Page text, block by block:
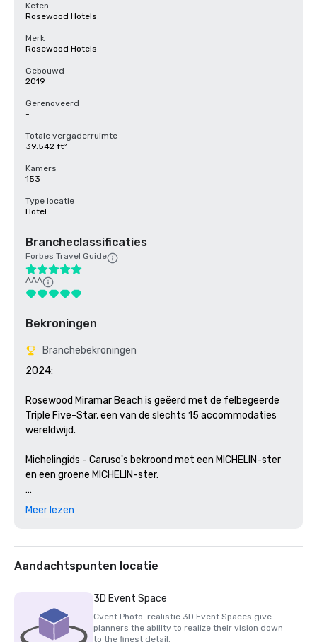
Keten
Rosewood Hotels
Merk
Rosewood Hotels
Gebouwd
2019
Gerenoveerd
-
Totale vergaderruimte
39.542 ft²
Kamers
153
Type locatie
Hotel
Brancheclassificaties
Forbes Travel Guide
AAA
Bekroningen
Branchebekroningen
2024:
Rosewood Miramar Beach is geëerd met de felbegeerde
Triple Five-Star, een van de slechts 15 accommodaties
wereldwijd.
Michelingids - Caruso's bekroond met een MICHELIN-ster
en een groene MICHELIN-ster.
2023:
Rosewood Miramar Beach is voor het vierde
achtereenvolgende jaar uitgeroepen tot vijfsterrenhotel
2022:
Sterrenbeoordelingen van Forbes Travel Guide voor 2022
Meer lezen
Aandachtspunten locatie
3D Event Space
Cvent Photo-realistic 3D Event Spaces give
planners the ability to realize their vision down
to the finest detail.